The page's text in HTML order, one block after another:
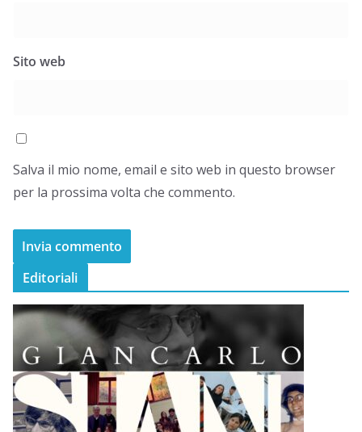
Sito web
Salva il mio nome, email e sito web in questo browser
per la prossima volta che commento.
Editoriali